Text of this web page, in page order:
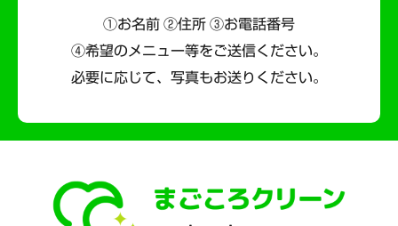
①お名前 ②住所 ③お電話番号
④希望のメニュー等をご送信ください。
必要に応じて、写真もお送りください。